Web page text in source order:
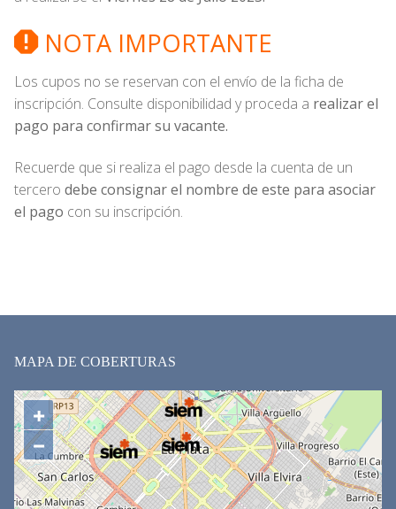
NOTA IMPORTANTE
Los cupos no se reservan con el envío de la ficha de
inscripción. Consulte disponibilidad y proceda a realizar el
pago para confirmar su vacante.
Recuerde que si realiza el pago desde la cuenta de un
tercero debe consignar el nombre de este para asociar
el pago con su inscripción.
MAPA DE COBERTURAS